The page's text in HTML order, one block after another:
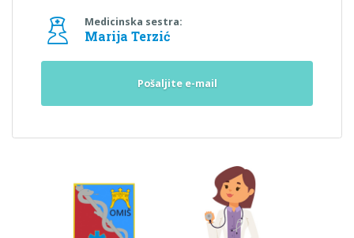
Medicinska sestra:
Marija Terzić
Pošaljite e-mail